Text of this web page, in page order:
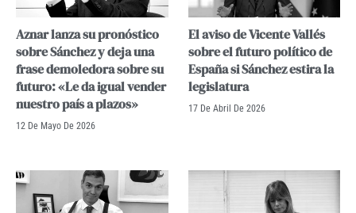
Aznar lanza su pronóstico
sobre Sánchez y deja una
frase demoledora sobre su
futuro: «Le da igual vender
nuestro país a plazos»
12 De Mayo De 2026
El aviso de Vicente Vallés
sobre el futuro político de
España si Sánchez estira la
legislatura
17 De Abril De 2026